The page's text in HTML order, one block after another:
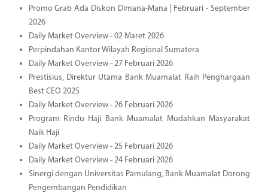
Promo Grab Ada Diskon Dimana-Mana | Februari - September
2026
Daily Market Overview - 02 Maret 2026
Perpindahan Kantor Wilayah Regional Sumatera
Daily Market Overview - 27 Februari 2026
Prestisius, Direktur Utama Bank Muamalat Raih Penghargaan
Best CEO 2025
Daily Market Overview - 26 Februari 2026
Program Rindu Haji Bank Muamalat Mudahkan Masyarakat
Naik Haji
Daily Market Overview - 25 Februari 2026
Daily Market Overview - 24 Februari 2026
Sinergi dengan Universitas Pamulang, Bank Muamalat Dorong
Pengembangan Pendidikan